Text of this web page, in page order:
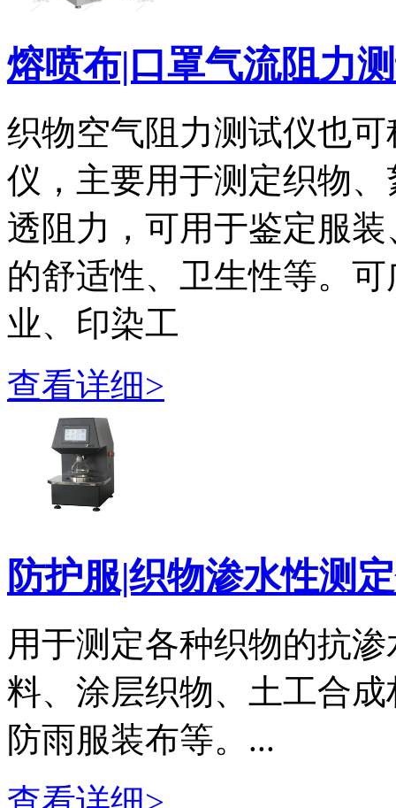
熔喷布|口罩气流阻力
织物空气阻力测试仪也
仪，主要用于测定织物
透阻力，可用于鉴定服
的舒适性、卫生性等。
业、印染工
查看详细>
防护服|织物渗水性测
用于测定各种织物的抗
料、涂层织物、土工合
防雨服装布等。...